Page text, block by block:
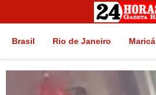
Brasil Rio de Janeiro Maricá